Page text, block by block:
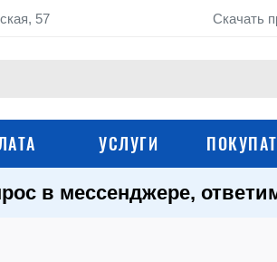
57 Скачать
Школьные парты
УСЛУГИ
в мессенджере,